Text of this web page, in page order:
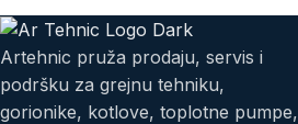
Artehnic pruža prodaju, servis i
podršku za grejnu tehniku,
gorionike, kotlove, toplotne pumpe,